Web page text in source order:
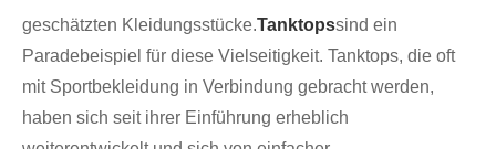
geschätzten Kleidungsstücke.Tanktopssind ein
Paradebeispiel für diese Vielseitigkeit. Tanktops, die oft
mit Sportbekleidung in Verbindung gebracht werden,
haben sich seit ihrer Einführung erheblich